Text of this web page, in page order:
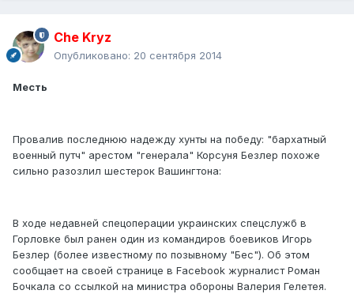
Che Kryz
Опубликовано: 20 сентября 2014
Месть
Провалив последнюю надежду хунты на победу: "бархатный
военный путч" арестом "генерала" Корсуня Безлер похоже
сильно разозлил шестерок Вашингтона:
В ходе недавней спецоперации украинских спецслужб в
Горловке был ранен один из командиров боевиков Игорь
Безлер (более известному по позывному "Бес"). Об этом
сообщает на своей странице в Facebook журналист Роман
Бочкала со ссылкой на министра обороны Валерия Гелетея.